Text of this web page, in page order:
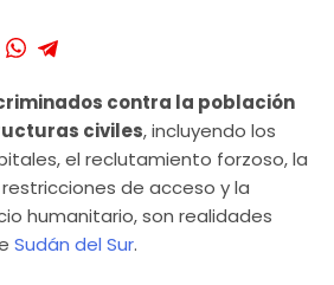
contra la población
civiles, incluyendo los
el reclutamiento forzoso, la
de acceso y la
humanitario, son realidades
Sudán del Sur.